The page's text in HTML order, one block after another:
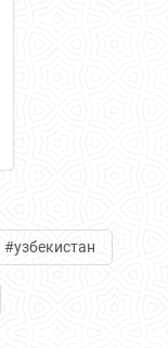
#узбекистан